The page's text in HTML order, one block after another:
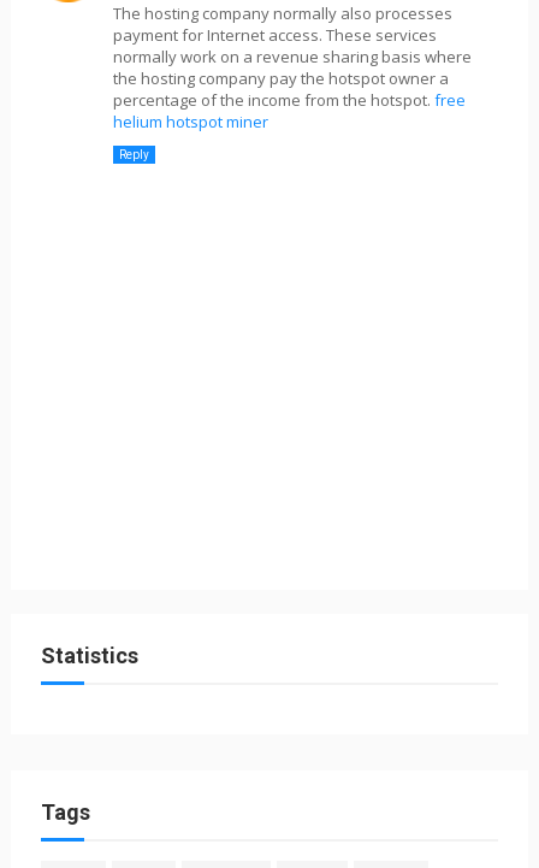
The hosting company normally also processes
payment for Internet access. These services
normally work on a revenue sharing basis where
the hosting company pay the hotspot owner a
percentage of the income from the hotspot. free
helium hotspot miner
Reply
Statistics
Tags